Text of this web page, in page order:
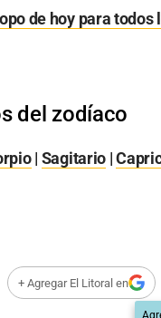
de hoy para todos
del zodíaco
| Sagitario |
+ Agregar El Litoral en